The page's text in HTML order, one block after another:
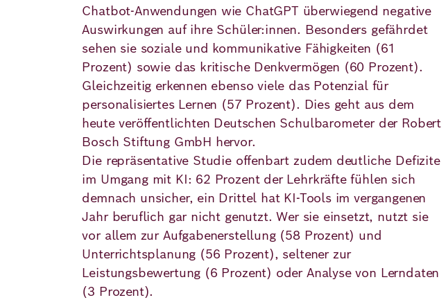
Academy
Deutsch Englisch
Chatbot-Anwendungen wie ChatGPT überwiegend negative
Auswirkungen auf ihre Schüler:innen. Besonders gefährdet
sehen sie soziale und kommunikative Fähigkeiten (61
Prozent) sowie das kritische Denkvermögen (60 Prozent).
Gleichzeitig erkennen ebenso viele das Potenzial für
personalisiertes Lernen (57 Prozent). Dies geht aus dem
heute veröffentlichten Deutschen Schulbarometer der Robert
Bosch Stiftung GmbH hervor.
Die repräsentative Studie offenbart zudem deutliche Defizite
im Umgang mit KI: 62 Prozent der Lehrkräfte fühlen sich
demnach unsicher, ein Drittel hat KI-Tools im vergangenen
Jahr beruflich gar nicht genutzt. Wer sie einsetzt, nutzt sie
vor allem zur Aufgabenerstellung (58 Prozent) und
Unterrichtsplanung (56 Prozent), seltener zur
Leistungsbewertung (6 Prozent) oder Analyse von Lerndaten
(3 Prozent).